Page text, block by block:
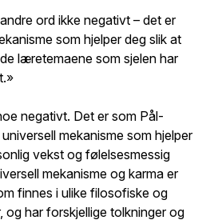
ord ikke negativt – det er
som hjelper deg slik at
læretemaene som sjelen har
negativt. Det er som Pål-
mekanisme som hjelper
vekst og følelsesmessig
mekanisme og karma er
finnes i ulike filosofiske og
og har forskjellige tolkninger og